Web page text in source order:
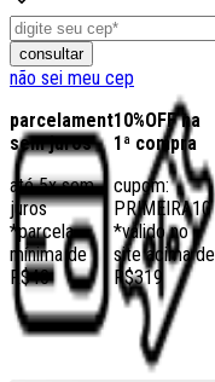
consultar
não sei meu cep
parcelamento
sem juros
até 5x sem
juros
*parcela
mínima de
R$40
10%OFF na
1ª compra
cupom:
PRIMEIRA10
*válido no
site acima de
R$319